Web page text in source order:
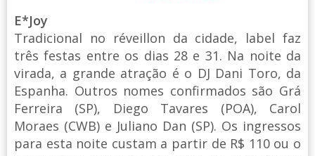
E*Joy
Tradicional no réveillon da cidade, label faz
três festas entre os dias 28 e 31. Na noite da
virada, a grande atração é o DJ Dani Toro, da
Espanha. Outros nomes confirmados são Grá
Ferreira (SP), Diego Tavares (POA), Carol
Moraes (CWB) e Juliano Dan (SP). Os ingressos
para esta noite custam a partir de R$ 110 ou o